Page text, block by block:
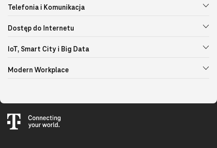
Telefonia i Komunikacja
Dostęp do Internetu
IoT, Smart City i Big Data
Modern Workplace